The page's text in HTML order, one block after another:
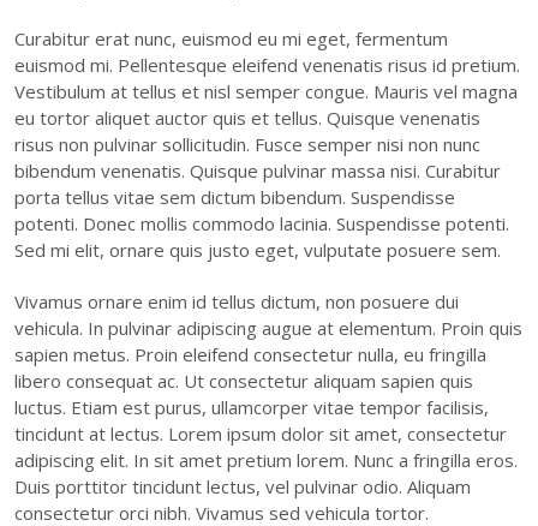
Curabitur erat nunc, euismod eu mi eget, fermentum
euismod mi. Pellentesque eleifend venenatis risus id pretium.
Vestibulum at tellus et nisl semper congue. Mauris vel magna
eu tortor aliquet auctor quis et tellus. Quisque venenatis
risus non pulvinar sollicitudin. Fusce semper nisi non nunc
bibendum venenatis. Quisque pulvinar massa nisi. Curabitur
porta tellus vitae sem dictum bibendum. Suspendisse
potenti. Donec mollis commodo lacinia. Suspendisse potenti.
Sed mi elit, ornare quis justo eget, vulputate posuere sem.
Vivamus ornare enim id tellus dictum, non posuere dui
vehicula. In pulvinar adipiscing augue at elementum. Proin quis
sapien metus. Proin eleifend consectetur nulla, eu fringilla
libero consequat ac. Ut consectetur aliquam sapien quis
luctus. Etiam est purus, ullamcorper vitae tempor facilisis,
tincidunt at lectus. Lorem ipsum dolor sit amet, consectetur
adipiscing elit. In sit amet pretium lorem. Nunc a fringilla eros.
Duis porttitor tincidunt lectus, vel pulvinar odio. Aliquam
consectetur orci nibh. Vivamus sed vehicula tortor.